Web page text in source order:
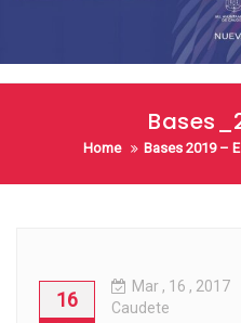
Home Bases 2019 –
16
Mar , 16 , 2017
Caudete